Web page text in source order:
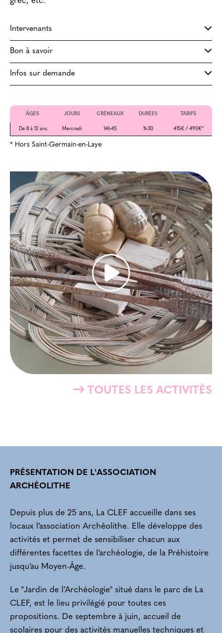
Intervenants
Bon à savoir
Infos sur demande
ÂGES JOURS CRÉNEAUX DURÉES TARIFS
De 8 à 12 ans Mercredi 14h45 1h30 415€ / 490€*
* Hors Saint-Germain-en-Laye
TOUTES LES ACTIVITÉS
PRÉSENTATION DE L'ASSOCIATION
ARCHÉOLITHE
Depuis plus de 25 ans, La CLEF accueille dans ses
locaux l’association Archéolithe. Elle développe des
activités et permet de sensibiliser chacun aux
différentes facettes de l’archéologie, de la Préhistoire
jusqu’au Moyen-Âge.
Le "Jardin de l’Archéologie" situé dans le parc de La
CLEF, est le lieu privilégié pour toutes ces
propositions. De septembre à juin, accueil de
scolaires pour des activités manuelles techniques et